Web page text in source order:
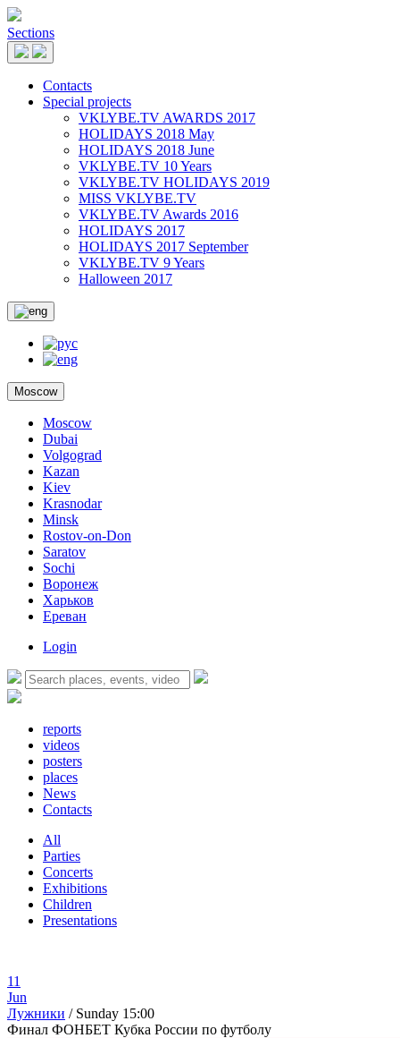
Sections
Contacts
Special projects
VKLYBE.TV AWARDS 2017
HOLIDAYS 2018 May
HOLIDAYS 2018 June
VKLYBE.TV 10 Years
VKLYBE.TV HOLIDAYS 2019
MISS VKLYBE.TV
VKLYBE.TV Awards 2016
HOLIDAYS 2017
HOLIDAYS 2017 September
VKLYBE.TV 9 Years
Halloween 2017
Moscow
Moscow
Dubai
Volgograd
Kazan
Kiev
Krasnodar
Minsk
Rostov-on-Don
Saratov
Sochi
Воронеж
Харьков
Ереван
Login
reports
videos
posters
places
News
Contacts
All
Parties
Concerts
Exhibitions
Children
Presentations
11
Jun
Лужники / Sunday 15:00
Финал ФОНБЕТ Кубка России по футболу